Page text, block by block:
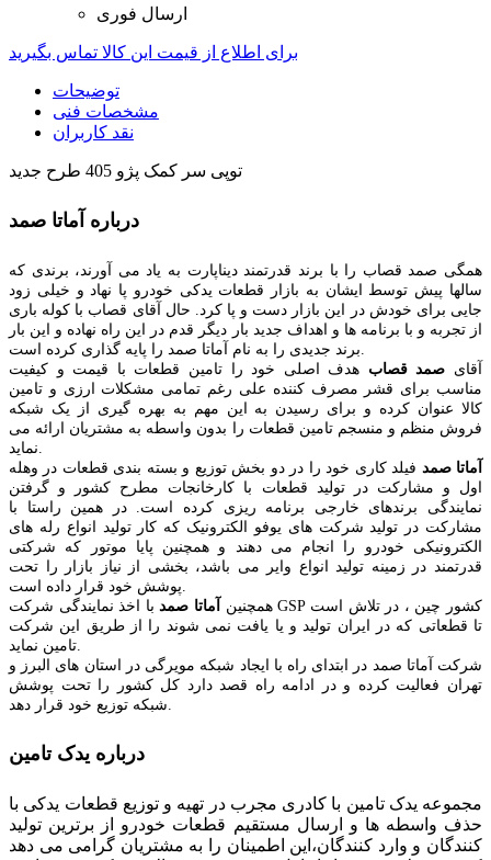
ارسال فوری
برای اطلاع از قیمت این کالا تماس بگیرید
توضیحات
مشخصات فنی
نقد کاربران
توپی سر کمک پژو 405 طرح جدید
درباره آماتا صمد
همگی صمد قصاب را با برند قدرتمند دیناپارت به یاد می آورند، برندی که
سالها پیش توسط ایشان به بازار قطعات یدکی خودرو پا نهاد و خیلی زود
جایی برای خودش در این بازار دست و پا کرد. حال آقای قصاب با کوله باری
از تجربه و با برنامه ها و اهداف جدید بار دیگر قدم در این راه نهاده و این بار
برند جدیدی را به نام آماتا صمد را پایه گذاری کرده است.
آقای صمد قصاب هدف اصلی خود را تامین قطعات با قیمت و کیفیت
مناسب برای قشر مصرف کننده علی رغم تمامی مشکلات ارزی و تامین
کالا عنوان کرده و برای رسیدن به این مهم به بهره گیری از یک شبکه
فروش منظم و منسجم تامین قطعات را بدون واسطه به مشتریان ارائه می
نماید.
آماتا صمد فیلد کاری خود را در دو بخش توزیع و بسته بندی قطعات در وهله
اول و مشارکت در تولید قطعات با کارخانجات مطرح کشور و گرفتن
نمایندگی برندهای خارجی برنامه ریزی کرده است. در همین راستا با
مشارکت در تولید شرکت های یوفو الکترونیک که کار تولید انواع رله های
الکترونیکی خودرو را انجام می دهند و همچنین پایا موتور که شرکتی
قدرتمند در زمینه تولید انواع وایر می باشد، بخشی از نیاز بازار را تحت
پوشش خود قرار داده است.
همچنین
آماتا صمدبا اخذ نمایندگی شرکت GSP کشور چین ، در تلاش است
تا قطعاتی که در ایران تولید و یا یافت نمی شوند را از طریق این شرکت
تامین نماید.
شرکت آماتا صمد در ابتدای راه با ایجاد شبکه مویرگی در استان های البرز و
تهران فعالیت کرده و در ادامه راه قصد دارد کل کشور را تحت پوشش
شبکه توزیع خود قرار دهد.
درباره یدک تامین
مجموعه یدک تامین با کادری مجرب در تهیه و توزیع قطعات یدکی با
حذف واسطه ها و ارسال مستقیم قطعات خودرو از برترین تولید
کنندگان و وارد کنندگان،این اطمینان را به مشتریان گرامی می دهد